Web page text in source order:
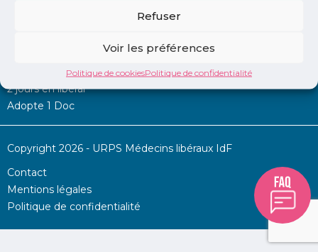
Refuser
Voir les préférences
Politique de cookiesPolitique de confidentialité
Permanence d’aide à l’installation
2 jours en libéral
Adopte 1 Doc
Copyright 2026 - URPS Médecins libéraux IdF
Contact
Mentions légales
Politique de confidentialité